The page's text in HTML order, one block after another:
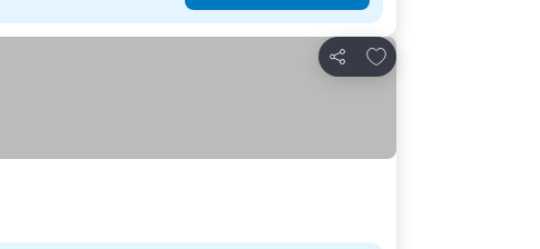
Partager
Ajouter à mes favoris